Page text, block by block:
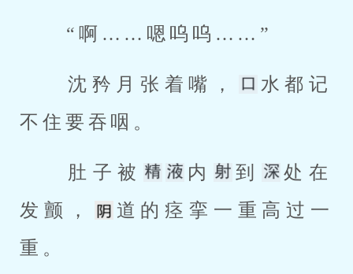
“啊……嗯呜呜……”
沈矜月张着嘴，
水都记
不住要吞咽。
肚子被 内 到
处在
发颤，
道的痉挛一重高过一
重。